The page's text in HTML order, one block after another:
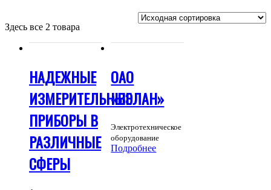
Здесь все 2 товара
НАДЕЖНЫЕ
ИЗМЕРИТЕЛЬНЫЕ
ПРИБОРЫ В
РАЗЛИЧНЫЕ
СФЕРЫ
ОАО
«ВЭЛАН»
Электротехническое
оборудование
Подробнее